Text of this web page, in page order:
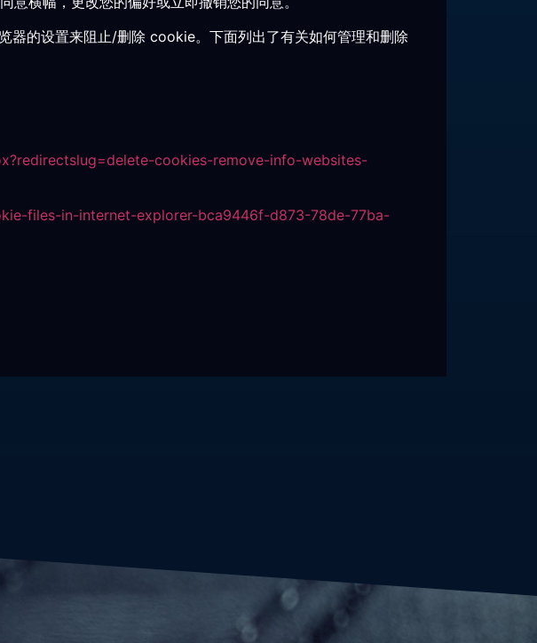
器的设置来阻止/删除 cookie。下面列出了有关如何管理和删除
cookies-remove-info-websites-
files-in-internet-explorer-bca9446f-d873-78de-77ba-